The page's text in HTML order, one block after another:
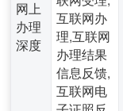
网上
办理
深度
互联网办
理,互联网
办理结果
信息反馈,
互联网电